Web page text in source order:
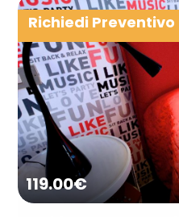
119.00€
Richiedi Preventivo